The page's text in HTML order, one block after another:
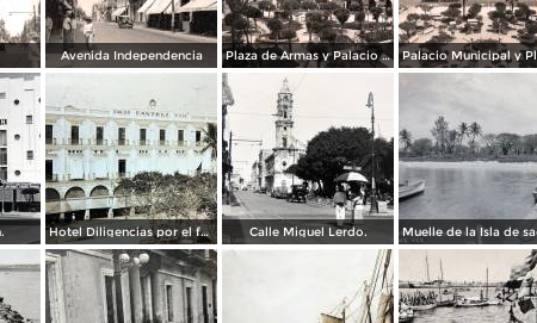
Avenida Independencia Plaza de Armas y Palacio Municipal
Hotel Diligencias por el fotografo Walter E Hadsell. ( Circulada el 17 de Febrero de 1914 ). Calle Miguel Lerdo.